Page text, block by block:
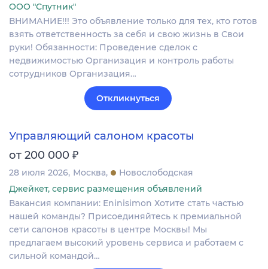
ООО "Спутник"
ВНИМАНИЕ!!! Это объявление только для тех, кто готов
взять ответственность за себя и свою жизнь в Свои
руки! Обязанности: Проведение сделок с
недвижимостью Организация и контроль работы
сотрудников Организация…
Откликнуться
Управляющий салоном красоты
от 200 000 ₽
28 июля 2026 Москва
Новослободская
Джейкет, сервис размещения объявлений
Вакансия компании: Eninisimon Хотите стать частью
нашей команды? Присоединяйтесь к премиальной
сети салонов красоты в центре Москвы! Мы
предлагаем высокий уровень сервиса и работаем с
сильной командой…